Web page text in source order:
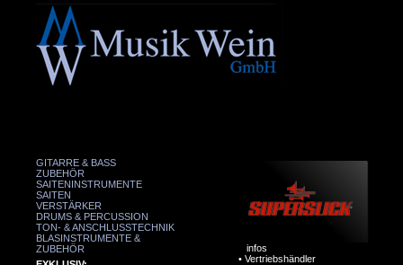
GITARRE & BASS
ZUBEHÖR
SAITENINSTRUMENTE
SAITEN
VERSTÄRKER
DRUMS & PERCUSSION
TON- & ANSCHLUSSTECHNIK
BLASINSTRUMENTE &
ZUBEHÖR
infos
• Vertriebshändler